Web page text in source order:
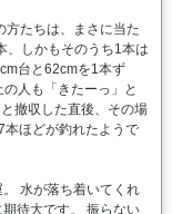
方たちは、まさに当た
、しかもそのうち1本は
台と62cmを1本ず
人も「きたーっ」と
撤収した直後、その場
本ほどが釣れたようで
水が落ち着いてくれ
待大です。 振らない